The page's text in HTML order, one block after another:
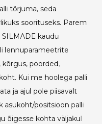
tõrjuma, seda
soorituseks. Parem
kaudu
lennuparameetrite
kõrgus, pöörded,
Kui me hoolega palli
ja ajul pole piisavalt
asukoht/positsioon palli
õigesse kohta väljakul